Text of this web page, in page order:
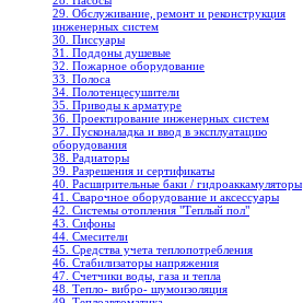
29. Обслуживание, ремонт и реконструкция
инженерных систем
30. Писсуары
31. Поддоны душевые
32. Пожарное оборудование
33. Полоса
34. Полотенцесушители
35. Приводы к арматуре
36. Проектирование инженерных систем
37. Пусконаладка и ввод в эксплуатацию
оборудования
38. Радиаторы
39. Разрешения и сертификаты
40. Расширительные баки / гидроаккамуляторы
41. Сварочное оборудование и аксессуары
42. Системы отопления "Теплый пол"
43. Сифоны
44. Смесители
45. Средства учета теплопотребления
46. Стабилизаторы напряжения
47. Счетчики воды, газа и тепла
48. Тепло- вибро- шумоизоляция